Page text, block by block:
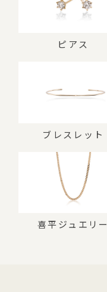
ピアス
ブレスレット
喜平ジュエリー